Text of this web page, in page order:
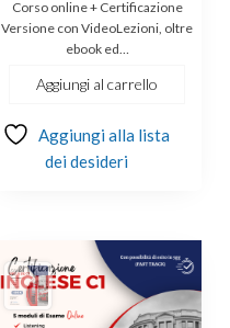
originale
era:
€244.00.
attuale
Corso online + Certificazione
Versione con VideoLezioni, oltre
ebook ed…
Aggiungi al carrello
Aggiungi alla lista
dei desideri